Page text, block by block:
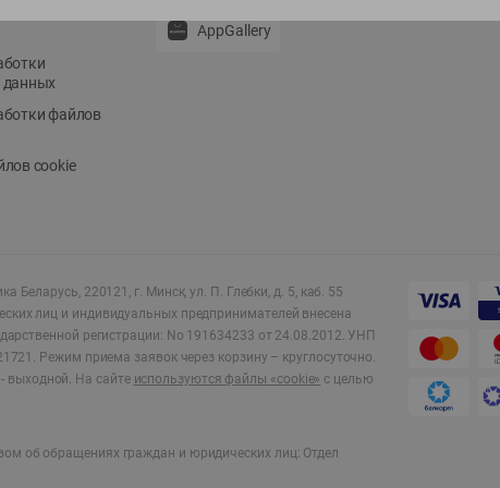
данных
файлов
cookie
AppGallery
Беларусь, 220121, г. Минск, ул. П. Глебки, д. 5, каб. 55
лиц и индивидуальных предпринимателей внесена
регистрации: No 191634233 от 24.08.2012. УНП
Режим приема заявок через корзину – круглосуточно.
выходной. На сайте используются файлы «cookie» с целью
об обращениях граждан и юридических лиц: Отдел